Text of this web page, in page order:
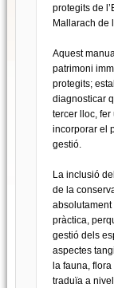
protegits de
Mallarach de
Aquest
patrimoni
protegits;
diagnosticar
tercer lloc,
incorporar el
gestió.
La inclusió
de la
absolutament
pràctica,
gestió dels
aspectes
la fauna,
traduïa a